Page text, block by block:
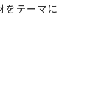
をテーマに